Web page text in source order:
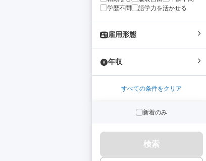
学歴不問
語学力を活かせる
雇用形態
年収
すべての条件をクリア
新着のみ
検索